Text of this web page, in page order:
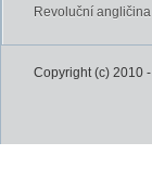
Revoluční
Copyright (c) 2010